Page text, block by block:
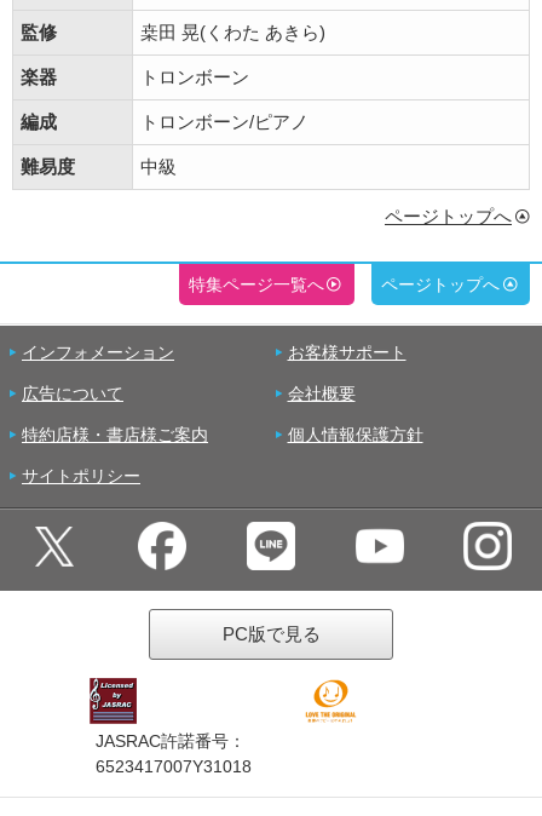
監修 桒田 晃(くわた あきら)
楽器 トロンボーン
編成 トロンボーン/ピアノ
難易度 中級
ページトップへ
特集ページ一覧へ ページトップへ
インフォメーション お客様サポート
広告について 会社概要
特約店様・書店様ご案内 個人情報保護方針
サイトポリシー
PC版で見る
JASRAC許諾番号：
6523417007Y31018